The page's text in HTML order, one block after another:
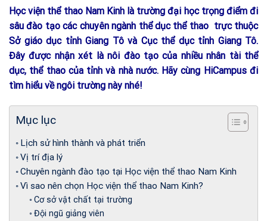
Học viện thể thao Nam Kinh là trường đại học trọng điểm đi
sâu đào tạo các chuyên ngành thể dục thể thao trực thuộc
Sở giáo dục tỉnh Giang Tô và Cục thể dục tỉnh Giang Tô.
Đây được nhận xét là nôi đào tạo của nhiều nhân tài thể
dục, thể thao của tỉnh và nhà nước. Hãy cùng HiCampus đi
tìm hiểu về ngôi trường này nhé!
Mục lục
Lịch sử hình thành và phát triển
Vị trí địa lý
Chuyên ngành đào tạo tại Học viện thể thao Nam Kinh
Vì sao nên chọn Học viện thể thao Nam Kinh?
Cơ sở vật chất tại trường
Đội ngũ giảng viên